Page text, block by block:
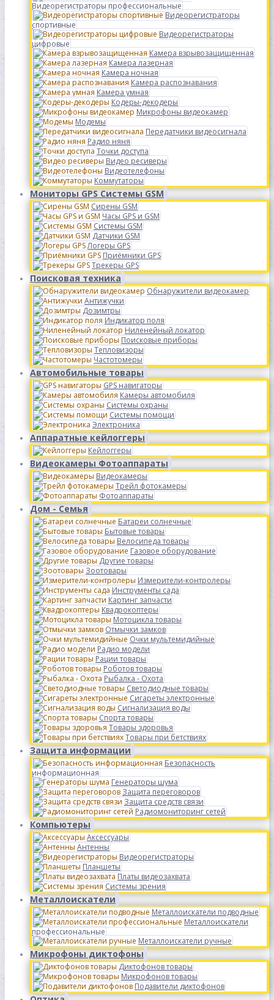
Видеорегистраторы профессиональные
Видеорегистраторы
спортивные
Видеорегистраторы
цифровые
Камера взрывозащищенная
Камера лазерная
Камера ночная
Камера распознавания
Камера умная
Кодеры-декодеры
Микрофоны видеокамер
Модемы
Передатчики видеосигнала
Радио няня
Точки доступа
Видео ресиверы
Видеотелефоны
Коммутаторы
Мониторы GPS Системы GSM
Сирены GSM
Часы GPS и GSM
Системы GSM
Датчики GSM
Логеры GPS
Приёмники GPS
Трекеры GPS
Поисковая техника
Обнаружители видеокамер
Антижучки
Дозимтры
Индикатор поля
Ниленейный локатор
Поисковые приборы
Тепловизоры
Частотомеры
Автомобильные товары
GPS навигаторы
Камеры автомобиля
Системы охраны
Системы помощи
Электроника
Аппаратные кейлоггеры
Кейлоггеры
Видеокамеры Фотоаппараты
Видеокамеры
Трейл фотокамеры
Фотоаппараты
Дом - Семья
Батареи солнечные
Бытовые товары
Велосипеда товары
Газовое оборудование
Другие товары
Зоотовары
Измерители-контролеры
Инструменты сада
Картинг запчасти
Квадрокоптеры
Мотоцикла товары
Отмычки замков
Очки мультемидийные
Радио модели
Рации товары
Роботов товары
Рыбалка - Охота
Светодиодные товары
Сигареты электронные
Сигнализация воды
Спорта товары
Товары здоровья
Товары при бетствиях
Защита информации
Безопасность
информационная
Генераторы шума
Защита переговоров
Защита средств связи
Радиомониторинг сетей
Компьютеры
Аксессуары
Антенны
Видеорегистраторы
Планшеты
Платы видеозахвата
Системы зрения
Металлоискатели
Металлоискатели подводные
Металлоискатели
профессиональные
Металлоискатели ручные
Микрофоны диктофоны
Диктофонов товары
Микрофонов товары
Подавители диктофонов